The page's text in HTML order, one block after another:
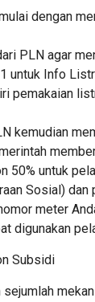
dengan
PLN agar
untuk Info
pemakaian
kemudian
50% untuk
Sosial)
meter
digunakan
Subsidi